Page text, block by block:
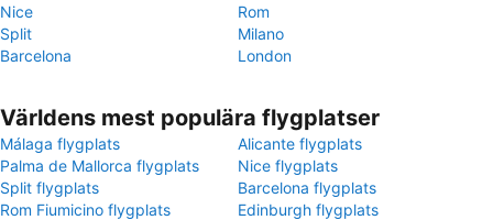
Nice
Rom
Split
Milano
Barcelona
London
Världens mest populära flygplatser
Málaga flygplats
Alicante flygplats
Palma de Mallorca flygplats
Nice flygplats
Split flygplats
Barcelona flygplats
Rom Fiumicino flygplats
Edinburgh flygplats